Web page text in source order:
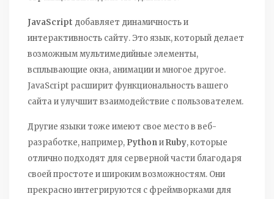
JavaScript добавляет динамичность и
интерактивность сайту. Это язык, который делает
возможным мультимедийные элементы,
всплывающие окна, анимации и многое другое.
JavaScript расширит функциональность вашего
сайта и улучшит взаимодействие с пользователем.
Другие языки тоже имеют свое место в веб-
разработке, например, PythonиRuby, которые
отлично подходят для серверной части благодаря
своей простоте и широким возможностям. Они
прекрасно интегрируются с фреймворками для